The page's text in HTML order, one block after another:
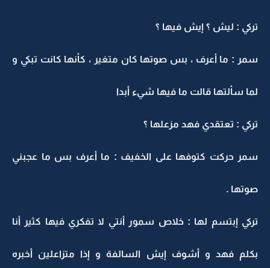
تركي : ليش ؟ إيش فيها ؟
سمر : ما أعرف ، بس صوتها كان متغير ، كأنها كانت تبكي و
لما سألتها قالت ما فيها شيء أبدا
تركي : تعتقدي فهد مزعلها ؟
سمر حركت كتوفها على الخفيف : ما أعرف بس ما عجبني
صوتها .
تركي إبتسم لها : خلاص سمور أنتي لا تفكري فيها كثير أنا
بكلم فهد و أشوف إيش السالفة و إذا متزاعلين أخبره